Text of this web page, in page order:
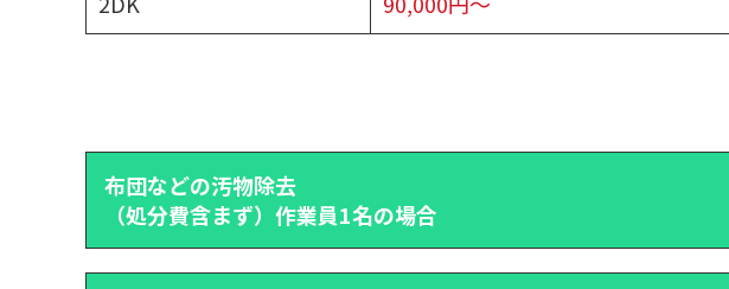
布団などの汚物除去
（処分費含まず）作業員1名の場合